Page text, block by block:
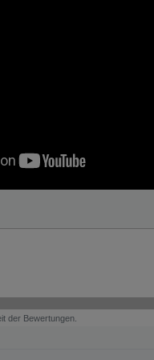
der Bewertungen.